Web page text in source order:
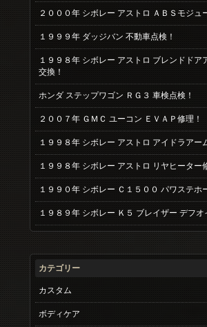
２０００年 シボレー アストロ ＡＢＳモジュ
１９９９年 ダッジバン 不動車点検！
１９９８年 シボレー アストロ ブレンドドア
交換！
ホンダ ステップワゴン ＲＧ３ 車検点検！
２００７年 ＧＭＣ ユーコン ＥＶＡＰ修理！
１９９８年 シボレー アストロ アイドラアー
１９９８年 シボレー アストロ リヤヒーター
１９９０年 シボレー Ｃ１５００ パワステホ
１９８９年 シボレー Ｋ５ ブレイザー デフオ
カテゴリー
カスタム
ボディケア